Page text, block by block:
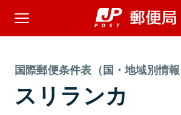
国際郵便条件表（国・地域別情報
スリランカ